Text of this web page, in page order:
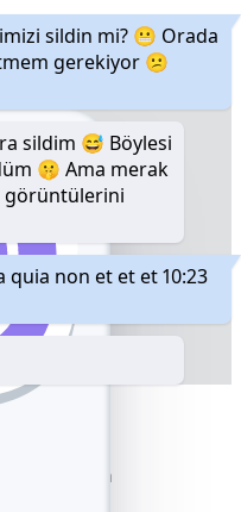
sildin mi? 😬 Orada
gerekiyor 😕
sildim 😅 Böylesi
🤫 Ama merak
görüntülerini
quia non et et et10:23
Keşfedin